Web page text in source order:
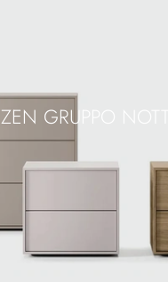
ZEN GRUPPO NOTTE